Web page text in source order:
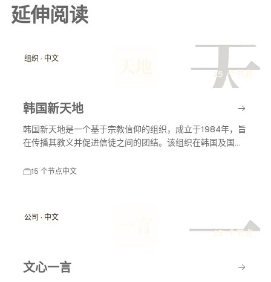
延伸阅读
天
组织 · 中文
15 个节点
韩国新天地
韩国新天地是一个基于宗教信仰的组织，成立于1984年，旨
在传播其教义并促进信徒之间的团结。该组织在韩国及国际
15 个节点中文
一
公司 · 中文
15 个节点
文心一言